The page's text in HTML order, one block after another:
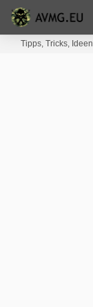
Tipps, Tricks,